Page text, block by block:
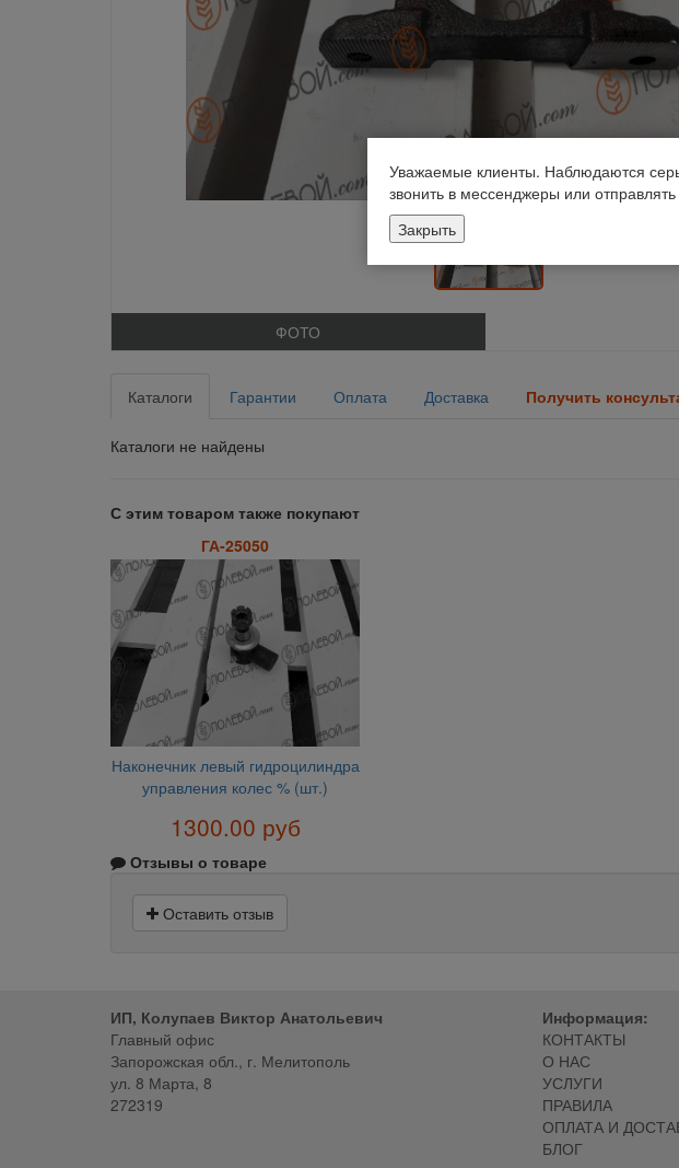
ФОТО
Каталоги Гарантии Оплата Доставка Получить
Каталоги не найдены
С этим товаром также покупают
ГА-25050
Наконечник левый гидроцилиндра
управления колес % (шт.)
1300.00 руб
Отзывы о товаре
Оставить отзыв
ИП, Колупаев Виктор Анатольевич
Главный офис
Запорожская обл., г. Мелитополь
ул. 8 Марта, 8
272319
Информация:
КОНТАКТЫ
О НАС
УСЛУГИ
ПРАВИЛА
ОПЛАТА И
БЛОГ
Уважаемые клиенты. Наблюдаются
звонить в мессенджеры или
Закрыть